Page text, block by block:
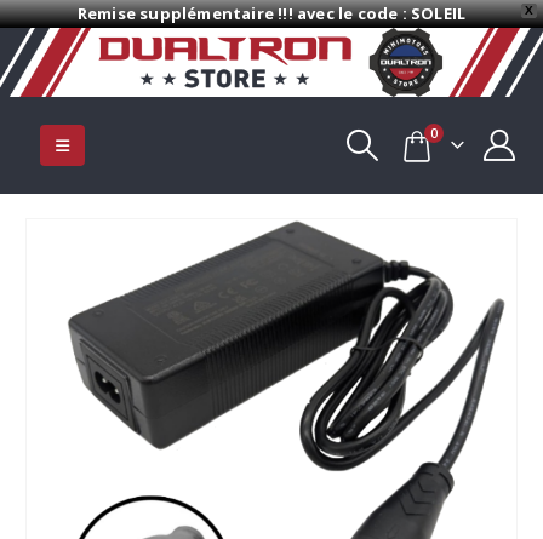
X
Remise supplémentaire !!! avec le code : SOLEIL
0